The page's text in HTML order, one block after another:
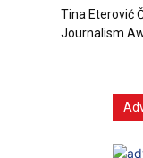
Tina Eterović
Journalism